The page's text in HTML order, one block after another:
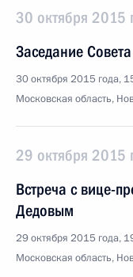
30 октября 2015
Заседание
30 октября 2015 года,
Московская область,
29 октября 2015
Встреча с вице-
Дедовым
29 октября 2015 года,
Московская область,